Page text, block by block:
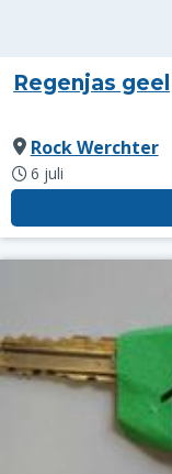
Regenjas geel
Rock Werchter
6 juli